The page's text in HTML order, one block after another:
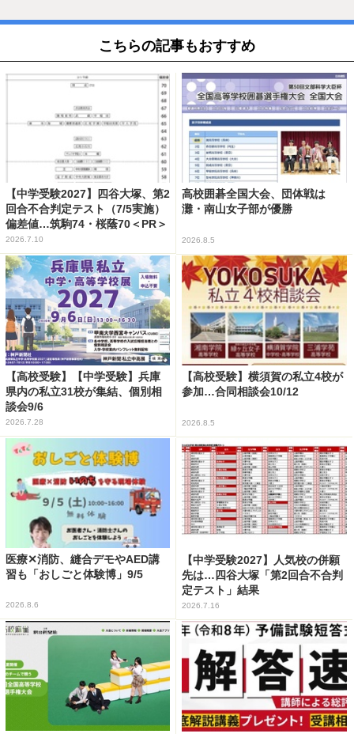
こちらの記事もおすすめ
【中学受験2027】四谷大塚、第2
回合不合判定テスト（7/5実施）
偏差値…筑駒74・桜蔭70＜PR＞
2026.7.10
高校囲碁全国大会、団体戦は
灘・南山女子部が優勝
2026.8.5
【高校受験】【中学受験】兵庫
県内の私立31校が集結、個別相
談会9/6
2026.7.28
【高校受験】横須賀の私立4校が
参加…合同相談会10/12
2026.8.5
医療✕消防、縫合デモやAED講
習も「おしごと体験博」9/5
2026.8.6
【中学受験2027】人気校の併願
先は…四谷大塚「第2回合不合判
定テスト」結果
2026.7.16